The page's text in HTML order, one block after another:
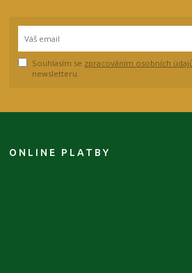
Souhlasím se zpracováním osobních
newsletteru.
ONLINE PLATBY